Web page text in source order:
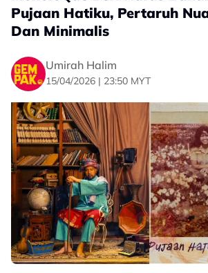
Pujaan Hatiku, Pertaruh
Dan Minimalis
Umirah Halim
15/04/2026 | 23:50 MYT